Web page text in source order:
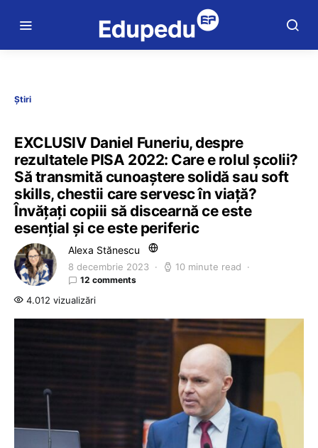
Știri
EXCLUSIV Daniel Funeriu, despre
rezultatele PISA 2022: Care e rolul școlii?
Să transmită cunoaștere solidă sau soft
skills, chestii care servesc în viață?
Învățați copiii să discearnă ce este
esențial și ce este periferic
Alexa Stănescu
8 decembrie 2023 10 minute read
12 comments
4.012 vizualizări